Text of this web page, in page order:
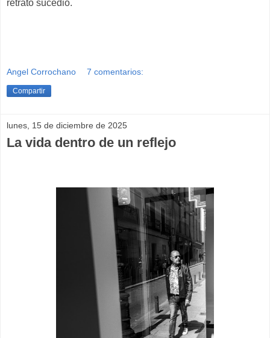
retrato sucedió.
Angel Corrochano 7 comentarios:
Compartir
lunes, 15 de diciembre de 2025
La vida dentro de un reflejo